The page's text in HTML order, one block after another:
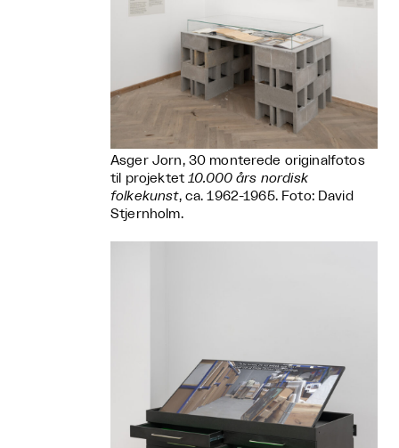
Asger Jorn, 30 monterede originalfotos
til projektet 10.000 års nordisk
folkekunst, ca. 1962-1965. Foto: David
Stjernholm.